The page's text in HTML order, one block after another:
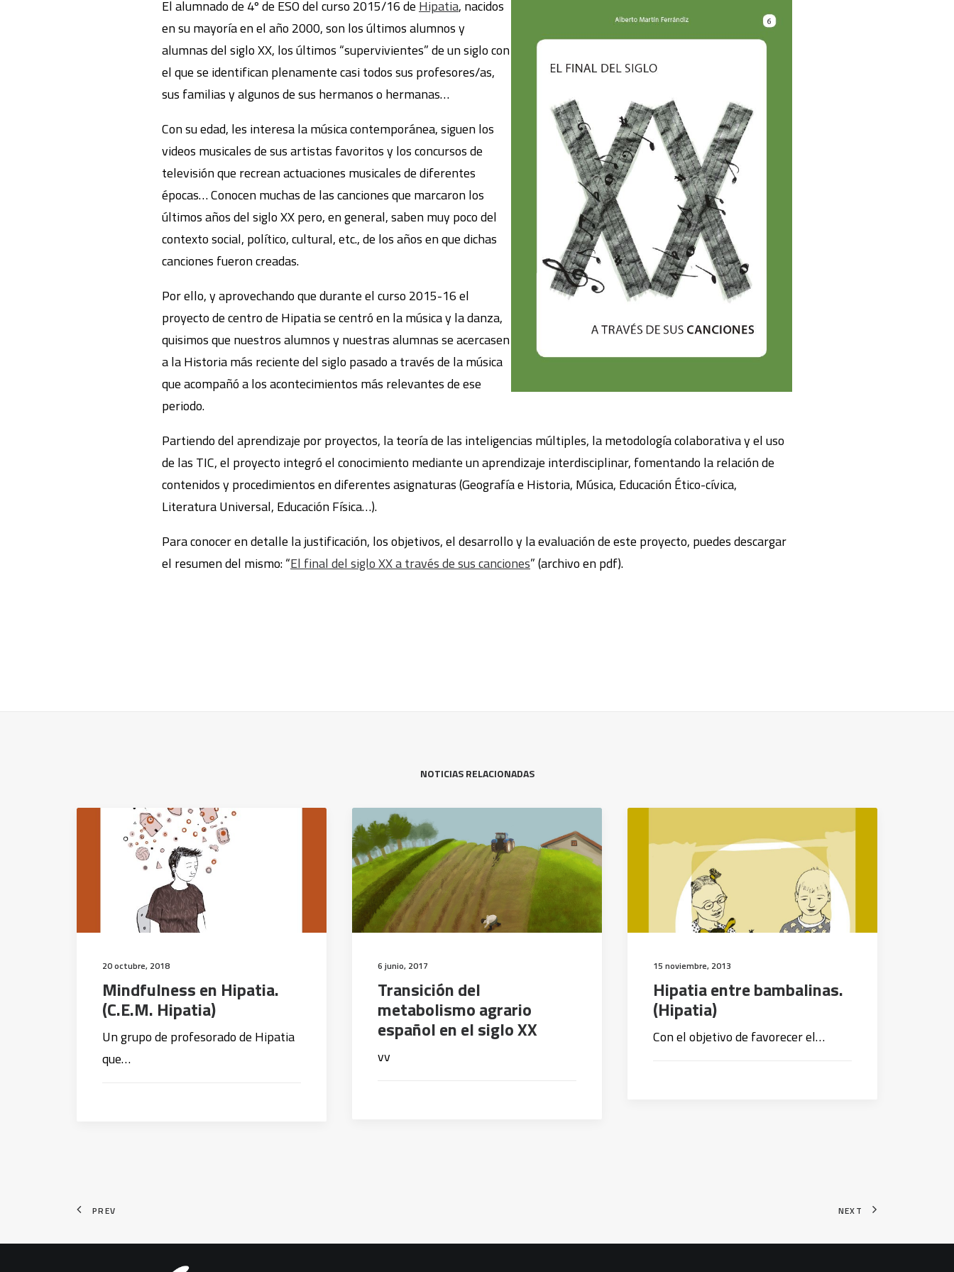
El alumnado de 4º de ESO del curso 2015/16 de Hipatia, nacidos
en su mayoría en el año 2000, son los últimos alumnos y
alumnas del siglo XX, los últimos “supervivientes” de un siglo con
el que se identifican plenamente casi todos sus profesores/as,
sus familias y algunos de sus hermanos o hermanas…
Con su edad, les interesa la música contemporánea, siguen los
videos musicales de sus artistas favoritos y los concursos de
televisión que recrean actuaciones musicales de diferentes
épocas… Conocen muchas de las canciones que marcaron los
últimos años del siglo XX pero, en general, saben muy poco del
contexto social, político, cultural, etc., de los años en que dichas
canciones fueron creadas.
Por ello, y aprovechando que durante el curso 2015-16 el
proyecto de centro de Hipatia se centró en la música y la danza,
quisimos que nuestros alumnos y nuestras alumnas se acercasen
a la Historia más reciente del siglo pasado a través de la música
que acompañó a los acontecimientos más relevantes de ese
periodo.
Partiendo del aprendizaje por proyectos, la teoría de las inteligencias múltiples, la metodología colaborativa y el uso
de las TIC, el proyecto integró el conocimiento mediante un aprendizaje interdisciplinar, fomentando la relación de
contenidos y procedimientos en diferentes asignaturas (Geografía e Historia, Música, Educación Ético-cívica,
Literatura Universal, Educación Física…).
Para conocer en detalle la justificación, los objetivos, el desarrollo y la evaluación de este proyecto, puedes descargar
el resumen del mismo: “El final del siglo XX a través de sus canciones” (archivo en pdf).
NOTICIAS RELACIONADAS
20 octubre, 2018
Mindfulness en Hipatia.
(C.E.M. Hipatia)
Un grupo de profesorado de Hipatia
que…
6 junio, 2017
Transición del
metabolismo agrario
español en el siglo XX
vv
15 noviembre, 2013
Hipatia entre bambalinas.
(Hipatia)
Con el objetivo de favorecer el…
PREV NEXT